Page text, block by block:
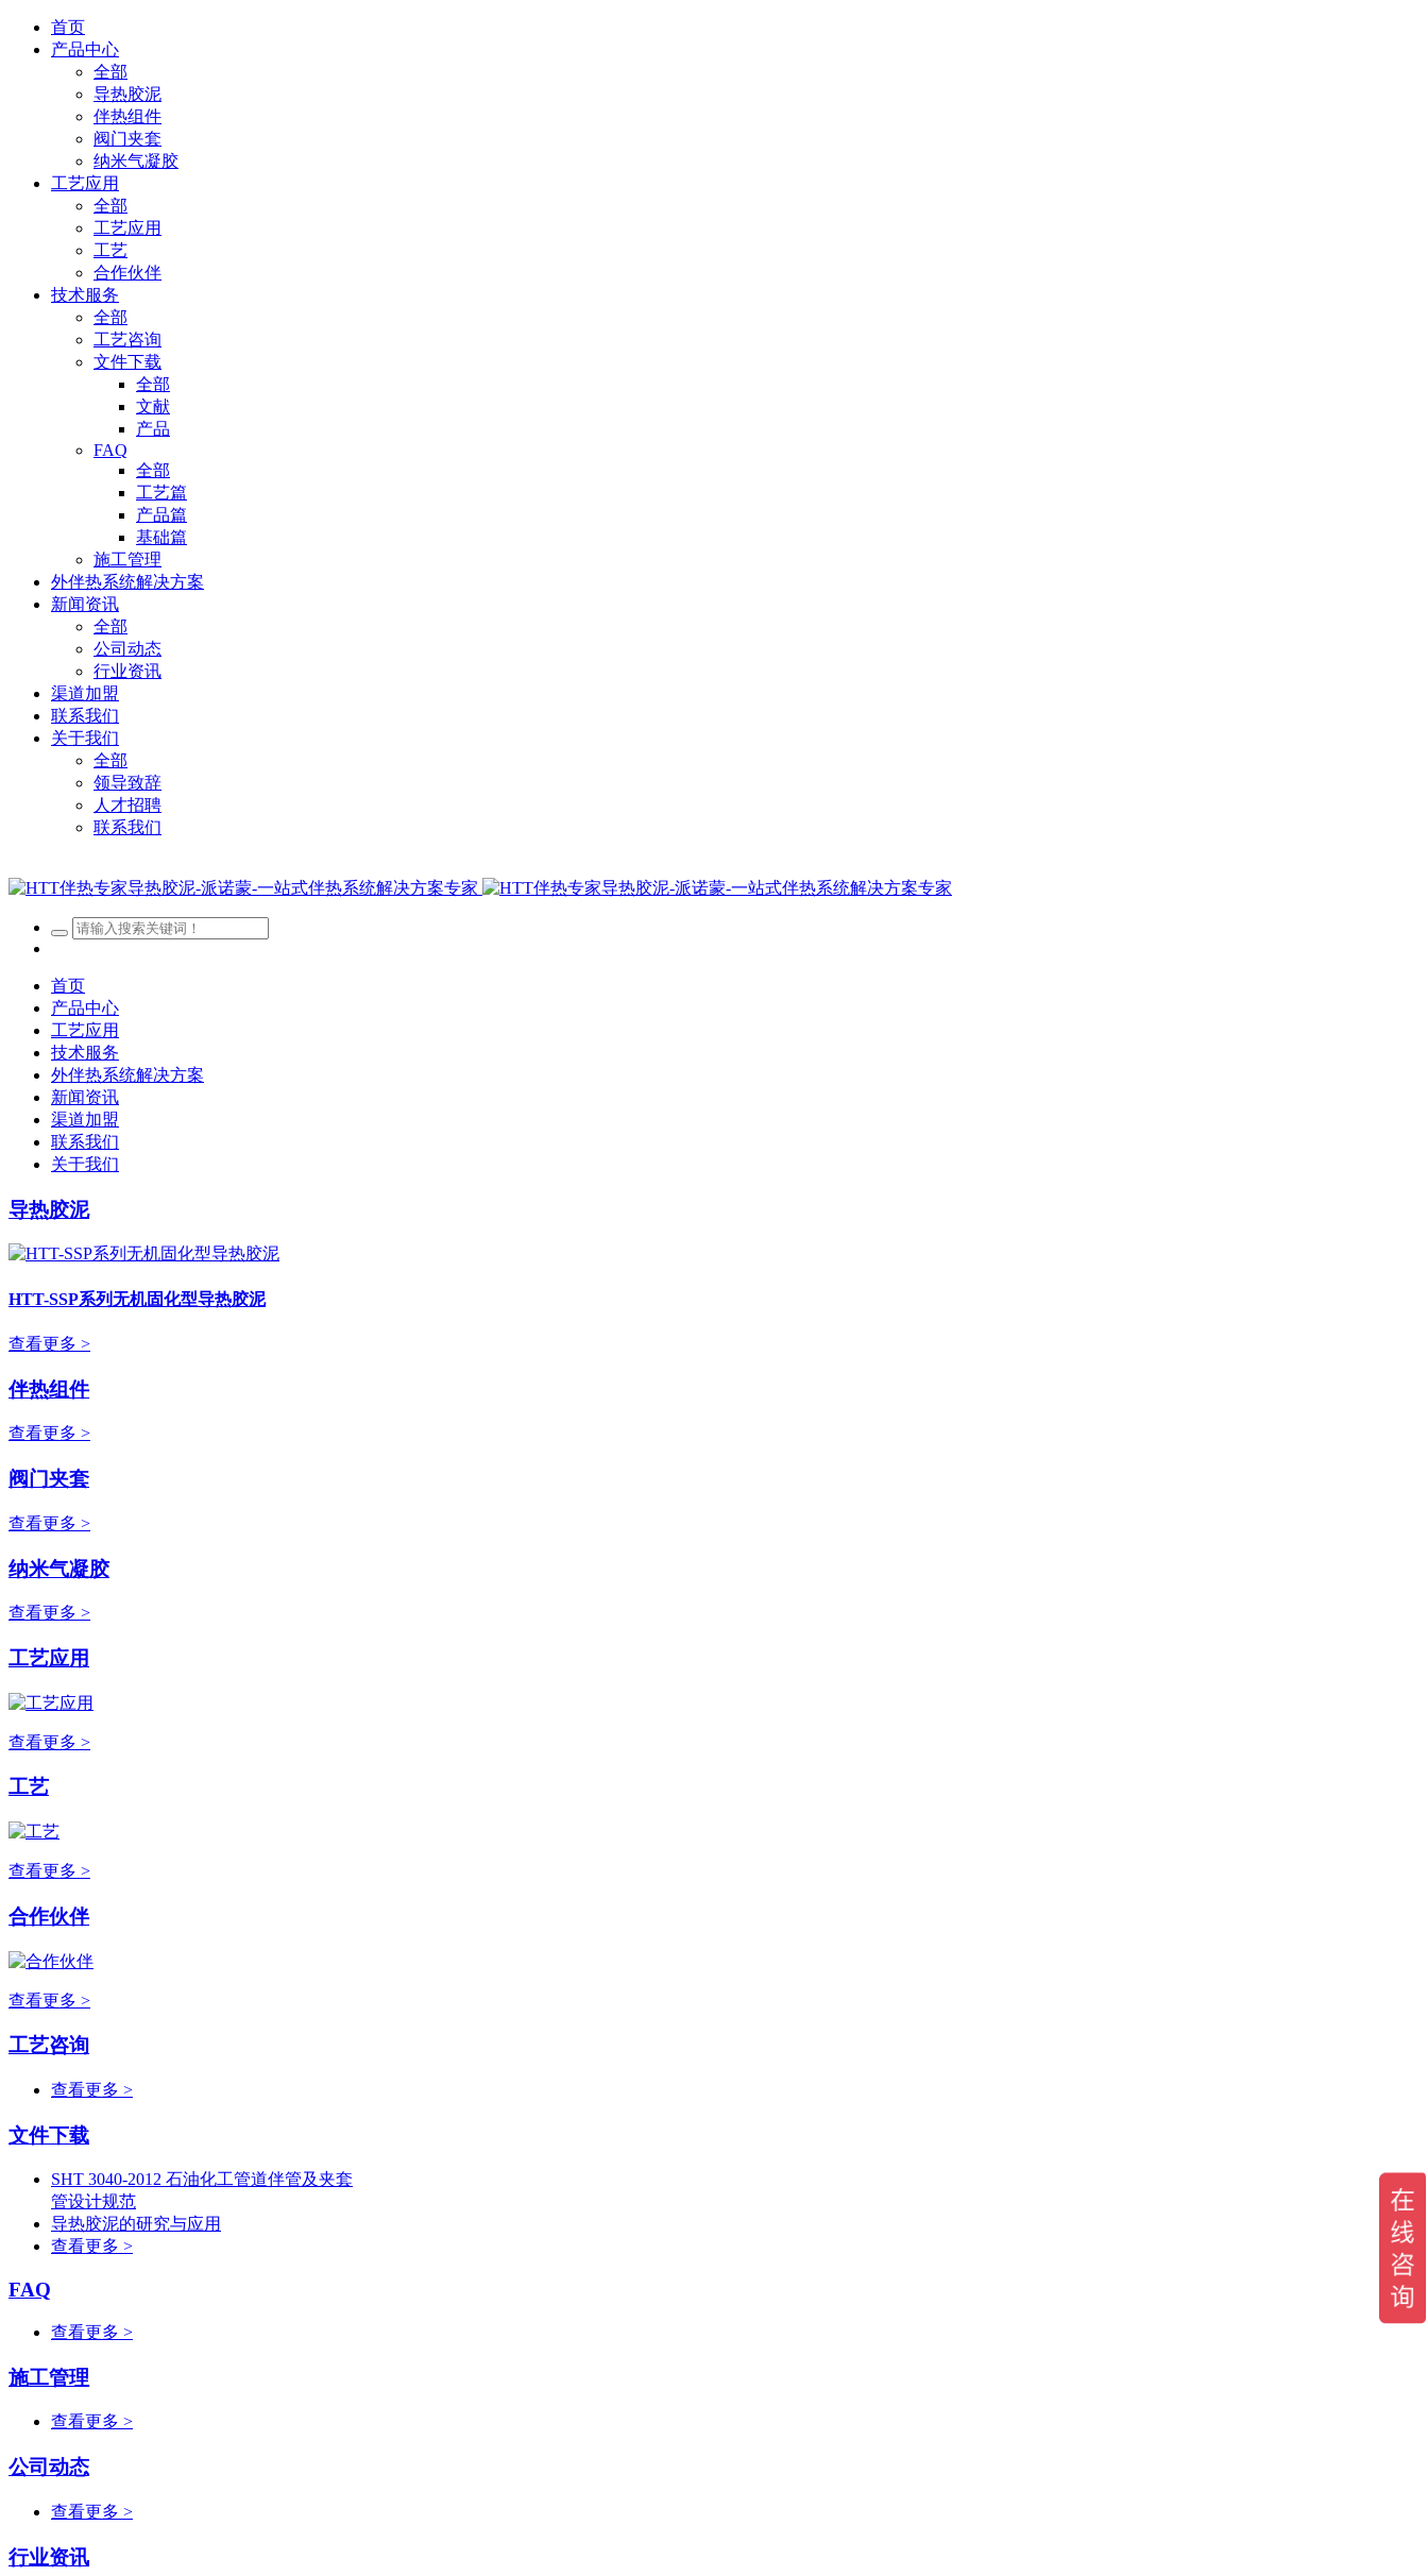
首页
产品中心
全部
导热胶泥
伴热组件
阀门夹套
纳米气凝胶
工艺应用
全部
工艺应用
工艺
合作伙伴
技术服务
全部
工艺咨询
文件下载
全部
文献
产品
FAQ
全部
工艺篇
产品篇
基础篇
施工管理
外伴热系统解决方案
新闻资讯
全部
公司动态
行业资讯
渠道加盟
联系我们
关于我们
全部
领导致辞
人才招聘
联系我们
首页
产品中心
工艺应用
技术服务
外伴热系统解决方案
新闻资讯
渠道加盟
联系我们
关于我们
导热胶泥
HTT-SSP系列无机固化型导热胶泥
查看更多 >
伴热组件
查看更多 >
阀门夹套
查看更多 >
纳米气凝胶
查看更多 >
工艺应用
查看更多 >
工艺
查看更多 >
合作伙伴
查看更多 >
工艺咨询
查看更多 >
文件下载
SHT 3040-2012 石油化工管道伴管及夹套
管设计规范
导热胶泥的研究与应用
查看更多 >
FAQ
查看更多 >
施工管理
查看更多 >
公司动态
查看更多 >
行业资讯